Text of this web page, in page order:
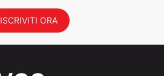
ISCRIVITI ORA